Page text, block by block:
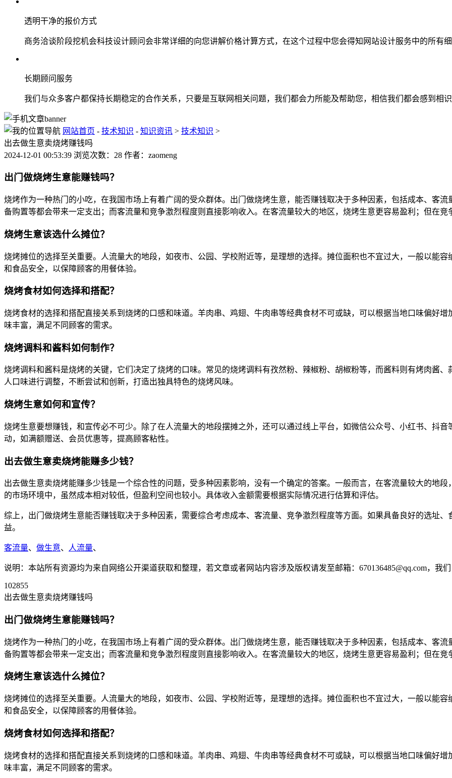
透明干净的报价方式
商务洽谈阶段挖机会科技设计顾问会非常详细的向您讲解价格计算方式，在这个过程中您会得知网站设计服务中的所有
长期顾问服务
我们与众多客户都保持长期稳定的合作关系，只要是互联网相关问题，我们都会力所能及帮助您，相信我们都会感到相
网站首页 - 技术知识 - 知识资讯 > 技术知识 >
出去做生意卖烧烤赚钱吗
2024-12-01 00:53:39 浏览次数：28 作者：zaomeng
出门做烧烤生意能赚钱吗？
烧烤作为一种热门的小吃，在我国市场上有着广阔的受众群体。出门做烧烤生意，能否赚钱取决于多种因素，包括成本、客
备购置等都会带来一定支出；而客流量和竞争激烈程度则直接影响收入。在客流量较大的地区，烧烤生意更容易盈利；但在
烧烤生意该选什么摊位？
烧烤摊位的选择至关重要。人流量大的地段，如夜市、公园、学校附近等，是理想的选择。摊位面积也不宜过大，一般以能
和食品安全，以保障顾客的用餐体验。
烧烤食材如何选择和搭配？
烧烤食材的选择和搭配直接关系到烧烤的口感和味道。羊肉串、鸡翅、牛肉串等经典食材不可或缺，可以根据当地口味偏好
味丰富，满足不同顾客的需求。
烧烤调料和酱料如何制作？
烧烤调料和酱料是烧烤的关键，它们决定了烧烤的口味。常见的烧烤调料有孜然粉、辣椒粉、胡椒粉等，而酱料则有烤肉酱
人口味进行调整，不断尝试和创新，打造出独具特色的烧烤风味。
烧烤生意如何和宣传？
烧烤生意要想赚钱，和宣传必不可少。除了在人流量大的地段摆摊之外，还可以通过线上平台，如微信公众号、小红书、抖
动，如满额赠送、会员优惠等，提高顾客粘性。
出去做生意卖烧烤能赚多少钱？
出去做生意卖烧烤能赚多少钱是一个综合性的问题，受多种因素影响，没有一个确定的答案。一般而言，在客流量较大的地
的市场环境中，虽然成本相对较低，但盈利空间也较小。具体收入金额需要根据实际情况进行估算和评估。
综上，出门做烧烤生意能否赚钱取决于多种因素，需要综合考虑成本、客流量、竞争激烈程度等方面。如果具备良好的选址
益。
客流量、 做生意、 人流量、
说明：本站所有资源均为来自网络公开渠道获取和整理，若文章或者网站内容涉及版权请发至邮箱：670136485@qq.com，我
102855
出去做生意卖烧烤赚钱吗
出门做烧烤生意能赚钱吗？
烧烤作为一种热门的小吃，在我国市场上有着广阔的受众群体。出门做烧烤生意，能否赚钱取决于多种因素，包括成本、客
备购置等都会带来一定支出；而客流量和竞争激烈程度则直接影响收入。在客流量较大的地区，烧烤生意更容易盈利；但在
烧烤生意该选什么摊位？
烧烤摊位的选择至关重要。人流量大的地段，如夜市、公园、学校附近等，是理想的选择。摊位面积也不宜过大，一般以能
和食品安全，以保障顾客的用餐体验。
烧烤食材如何选择和搭配？
烧烤食材的选择和搭配直接关系到烧烤的口感和味道。羊肉串、鸡翅、牛肉串等经典食材不可或缺，可以根据当地口味偏好
味丰富，满足不同顾客的需求。